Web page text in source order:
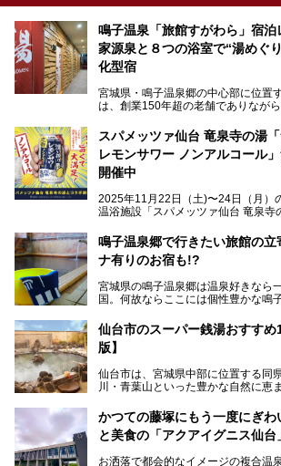
鳴子温泉「旅館すがわら」宿泊
家源泉と８つの浴室で“湯めぐ
化型宿
宮城県・鳴子温泉郷の中心部に位置
は、創業150年超の老舗でありなが
を利用したサウナも新設され、温泉
注目のスポットです。
特筆すべきは、館内で完結する圧倒
エーション。“温泉のデパート”・“東
温泉郷の中でも、3本の異なる自家源
力は折り紙付き。実際に宿泊した筆
の全貌を詳細レビューします！
スパメッツァ仙台 竜泉寺の湯
レモンサワー ノンアルコール
開催中
2025年11月22日（土)〜24日（月）
温浴施設「スパメッツァ仙台 竜泉寺
「サッポロ 濃い搾りレモンサワー
配布します。さらにSNS投稿で「サ
ルサワー ノンアルコール」もプレゼ
ー
提供元：サッポロビール【PR】
鳴子温泉郷で行きたい旅館の立
ナ有りのお宿も!?
宮城県の鳴子温泉郷は温泉好きなら
国。何故ならここには個性豊かな鳴
硫黄泉、塩化物泉、硫酸塩泉、炭酸
質がそろっているからです。
の旅館・ホテルも立ち寄り入浴に門
す。
今回はそんな旅館の中から、おすす
セレクトしてみました。うち3ヶ所は
仙台市のスーパー銭湯おすす
版】
仙台市は、宮城県中部に位置する同
川・青葉山といった豊かな自然に恵
人気です。新幹線を使えば都心から
よく、気軽に訪れやすい地方都市の
仙台牛タンなどを堪能するグルメ旅
かつての藤塚にもう一度にぎ
と美食の「アクアイグニス仙台
お洒落で都会的なイメージの複合温